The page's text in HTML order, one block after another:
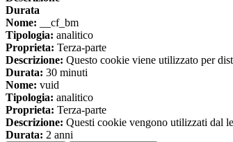
Durata
Nome: __cf_bm
Tipologia: analitico
Proprieta: Terza-parte
Descrizione: Questo cookie viene utilizzato per
Durata: 30 minuti
Nome: vuid
Tipologia: analitico
Proprieta: Terza-parte
Descrizione: Questi cookie vengono utilizzati dal
Durata: 2 anni